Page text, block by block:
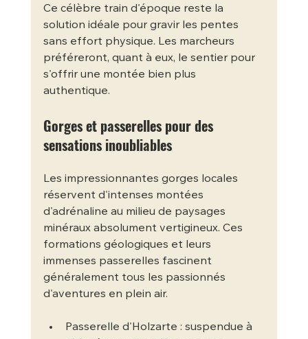
Ce célèbre train d'époque reste la
solution idéale pour gravir les pentes
sans effort physique. Les marcheurs
préféreront, quant à eux, le sentier pour
s'offrir une montée bien plus
authentique.
Gorges et passerelles pour des
sensations inoubliables
Les impressionnantes gorges locales
réservent d'intenses montées
d'adrénaline au milieu de paysages
minéraux absolument vertigineux. Ces
formations géologiques et leurs
immenses passerelles fascinent
généralement tous les passionnés
d'aventures en plein air.
Passerelle d'Holzarte : suspendue à